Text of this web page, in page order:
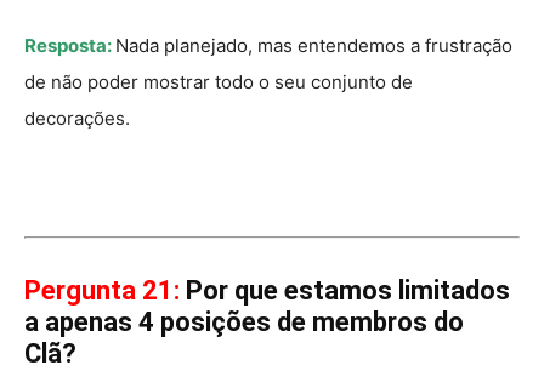
Resposta: Nada planejado, mas entendemos a frustração
de não poder mostrar todo o seu conjunto de
decorações.
Pergunta 21: Por que estamos limitados
a apenas 4 posições de membros do
Clã?